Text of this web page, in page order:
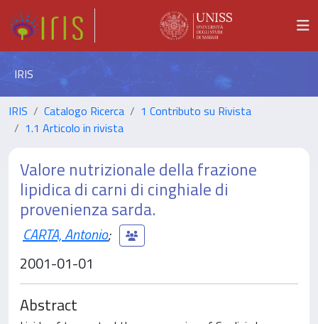
IRIS
IRIS Catalogo Ricerca
1 Contributo su Rivista
1.1 Articolo in rivista
Valore nutrizionale della frazione
lipidica di carni di cinghiale di
provenienza sarda.
CARTA, Antonio;
2001-01-01
Abstract